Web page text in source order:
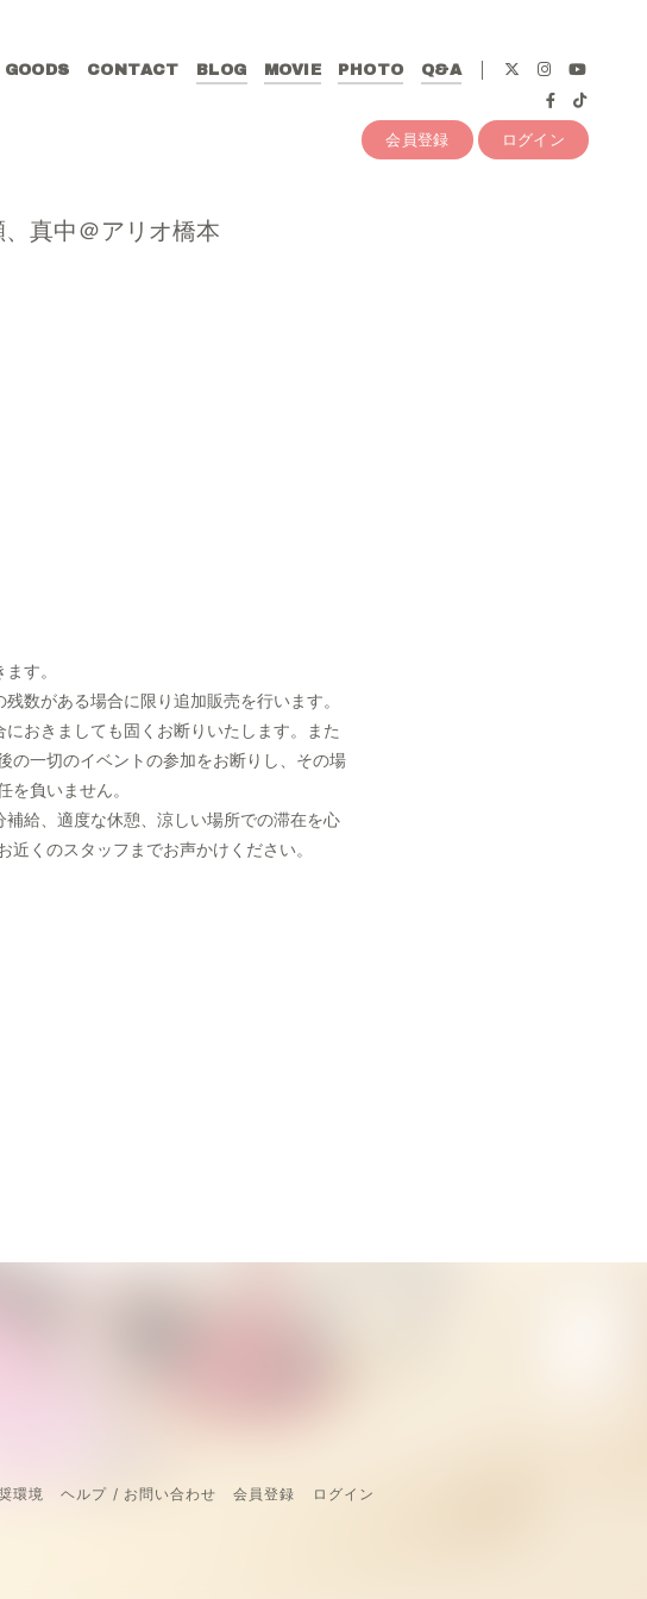
GOODS CONTACT BLOG MOVIE PHOTO Q&A
会員登録 ログイン
真中＠アリオ橋本
す。
数がある場合に限り追加販売を行います。
おきましても固くお断りいたします。また
の一切のイベントの参加をお断りし、その場
負いません。
給、適度な休憩、涼しい場所での滞在を心
くのスタッフまでお声かけください。
環境 ヘルプ / お問い合わせ 会員登録 ログイン